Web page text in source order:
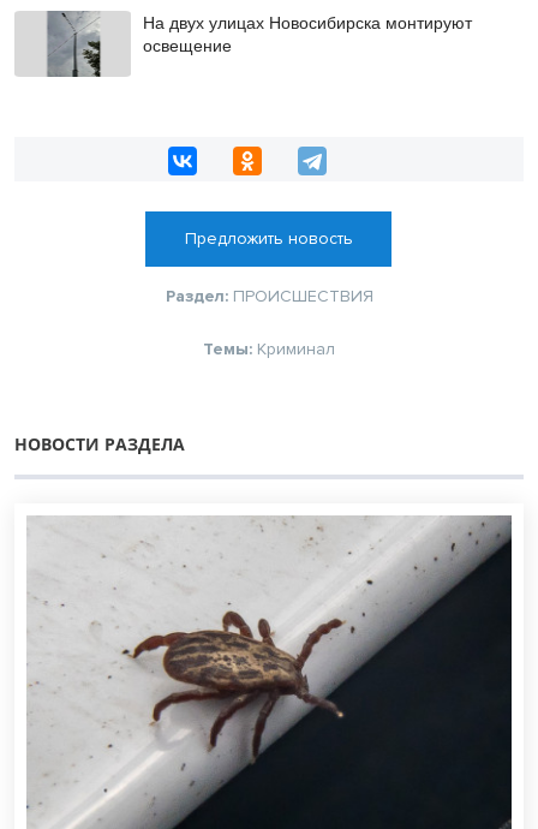
На двух улицах Новосибирска монтируют
освещение
Предложить новость
Раздел: ПРОИСШЕСТВИЯ
Темы: Криминал
НОВОСТИ РАЗДЕЛА